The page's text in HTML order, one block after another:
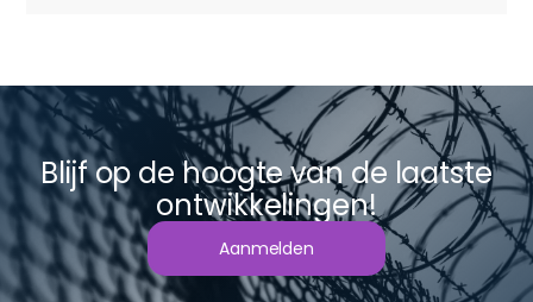
Blijf op de hoogte van de laatste
ontwikkelingen!
Aanmelden